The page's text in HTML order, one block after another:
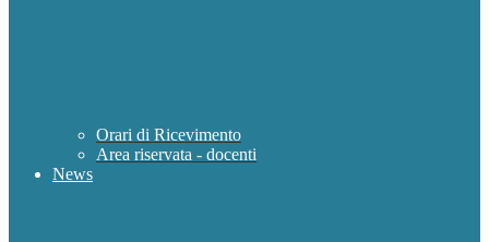
Orari di Ricevimento
Area riservata - docenti
News